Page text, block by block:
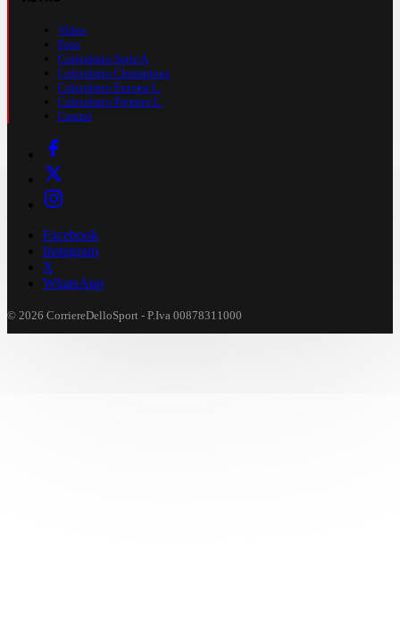
Video
Foto
Calendario Serie A
Calendario Champions
Calendario Europa L.
Calendario Premier L.
Casinò
Facebook
Instagram
X
WhatsApp
© 2026 CorriereDelloSport - P.Iva 00878311000